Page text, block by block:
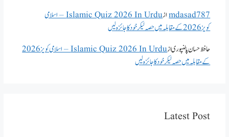
mdasad787از
Islamic Quiz 2026 In Urdu – اسلامی
کویز 2026 کے مقابلہ میں حصہ لیکر خود کا جائزہ لیں
حافظ حسان پالنپوریاز
Islamic Quiz 2026 In Urdu – اسلامی کویز 2026
کے مقابلہ میں حصہ لیکر خود کا جائزہ لیں
Latest Post